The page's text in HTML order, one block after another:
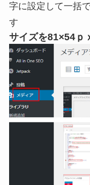
字に設定して一括
す
サイズを81×54ｐ